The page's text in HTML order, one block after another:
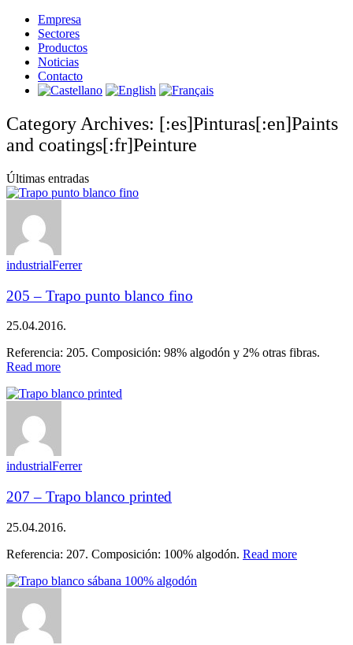
Empresa
Sectores
Productos
Noticias
Contacto
Category Archives: [:es]Pinturas[:en]Paints
and coatings[:fr]Peinture
Últimas entradas
industrialFerrer
205 – Trapo punto blanco fino
25.04.2016.
Referencia: 205. Composición: 98% algodón y 2% otras fibras.
Read more
industrialFerrer
207 – Trapo blanco printed
25.04.2016.
Referencia: 207. Composición: 100% algodón. Read more